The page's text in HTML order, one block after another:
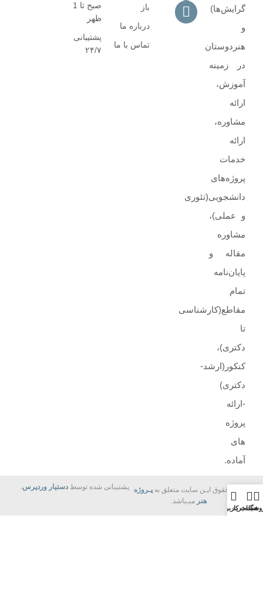
گرایش‌ها)
و
هنردوستان
در زمینه
آموزش،
ارائه‌
مشاوره‌،
ارائه
خدمات
پروژه‌های‌
دانشجویی(تئوری
و عملی)،
مشاوره
مقاله و
پایان‌نامه
تمام
مقاطع(کارشناسی
تا
دکتری)،
کنکور(ارشد-
دکتری)
-ارائه
پروژه
های
آماده.
باز
درباره ما
تماس با ما
صبح تا 1
ظهر
پشتیبانی
۲۴/۷
تمام حقوق ایـن سایت متعلق به پـروژه
هنر میـباشد.
پشتیبانی شده توسطدستیار وردپرس.
سبد خرید
حساب کاربری من